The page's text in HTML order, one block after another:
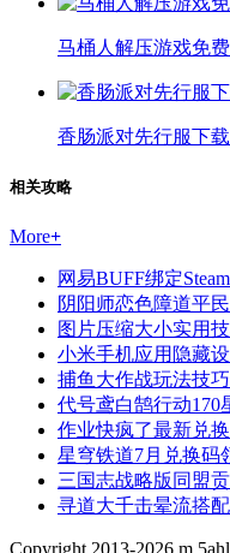
马桶人解压游戏免
香肠派对先行服下
相关攻略
More+
网易BUFF绑定
阴阳师恋色障道平
图片压缩大小实用
小米手机应用隐藏
捕鱼大作战玩法技
代号鸢白鹄行动170
作业快疯了最新兑
星穹铁道7月兑换码
三国志战略版同盟
寻道大千击晕流搭
Copyright 2013-2026